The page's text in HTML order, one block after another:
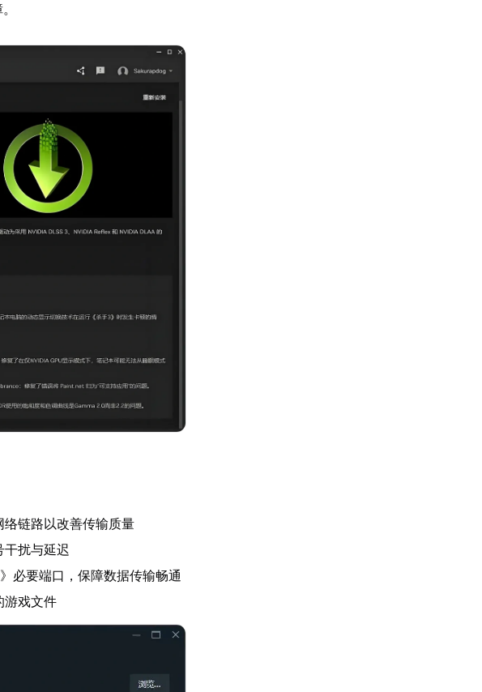
络链路以改善传输质量
干扰与延迟
必要端口，保障数据传输畅通
游戏文件